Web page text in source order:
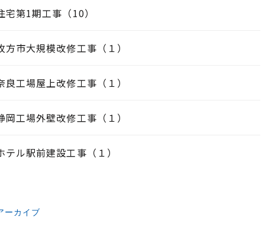
宅第1期工事（10）
方市大規模改修工事（１）
良工場屋上改修工事（１）
岡工場外壁改修工事（１）
テル駅前建設工事（１）
ーカイブ